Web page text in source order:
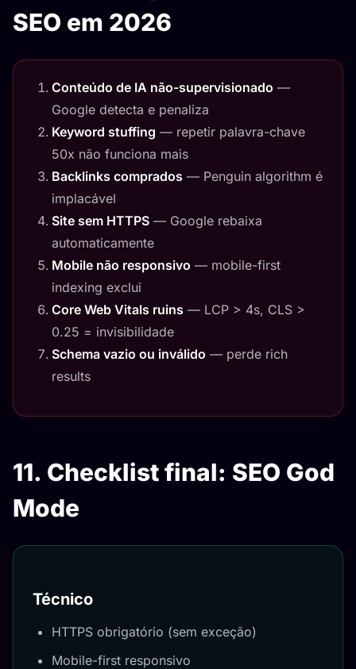
SEO em 2026
Conteúdo de IA não-supervisionado —
Google detecta e penaliza
Keyword stuffing — repetir palavra-chave
50x não funciona mais
Backlinks comprados — Penguin algorithm é
implacável
Site sem HTTPS — Google rebaixa
automaticamente
Mobile não responsivo — mobile-first
indexing exclui
Core Web Vitals ruins — LCP > 4s, CLS >
0.25 = invisibilidade
Schema vazio ou inválido — perde rich
results
11. Checklist final: SEO God
Mode
Técnico
HTTPS obrigatório (sem exceção)
Mobile-first responsivo